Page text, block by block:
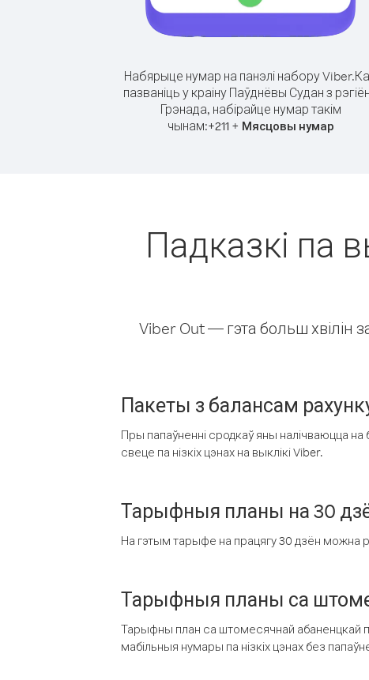
Набярыце нумар на панэлі набору Viber.
пазваніць у краіну Паўднёвы Судан з
Грэнада, набірайце нумар такім
чынам:+211+ Мясцовы нумар
Падказкі па
Viber Out — гэта больш хвілін
Пакеты з балансам
Пры папаўненні сродкаў яны налічваюцца
свеце па нізкіх цэнах на выклікі Viber.
Тарыфныя планы на 30
На гэтым тарыфе на працягу 30 дзён можна
Тарыфныя планы са
Тарыфны план са штомесячнай абаненцкай
мабільныя нумары па нізкіх цэнах без